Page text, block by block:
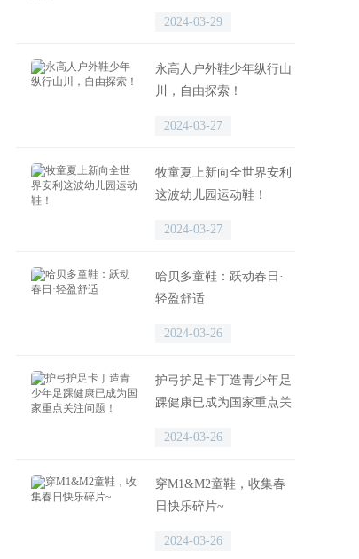
2024-03-29
永高人户外鞋少年纵行山
川，自由探索！
2024-03-27
牧童夏上新向全世界安利
这波幼儿园运动鞋！
2024-03-27
哈贝多童鞋：跃动春日·
轻盈舒适
2024-03-26
护弓护足卡丁造青少年足
踝健康已成为国家重点关
2024-03-26
穿M1&M2童鞋，收集春
日快乐碎片~
2024-03-26